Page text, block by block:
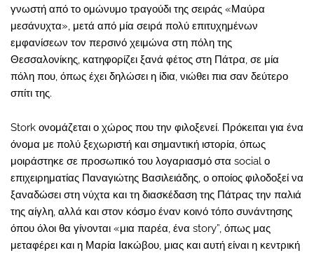
γνωστή από το ομώνυμο τραγούδι της σειράς «Μαύρα
μεσάνυχτα», μετά από μία σειρά πολύ επιτυχημένων
εμφανίσεων τον περσινό χειμώνα στη πόλη της
Θεσσαλονίκης, κατηφορίζει ξανά φέτος στη Πάτρα, σε μία
πόλη που, όπως έχει δηλώσει η ίδια, νιώθει πια σαν δεύτερο
σπίτι της.
Stork ονομάζεται ο χώρος που την φιλοξενεί. Πρόκειται για ένα
όνομα με πολύ ξεχωριστή και σημαντική ιστορία, όπως
μοιράστηκε σε προσωπικό του λογαριασμό στα social ο
επιχειρηματίας Παναγιώτης Βασιλειάδης, ο οποίος φιλοδοξεί να
ξαναδώσει στη νύχτα και τη διασκέδαση της Πάτρας την παλιά
της αίγλη, αλλά και στον κόσμο έναν κοινό τόπο συνάντησης
όπου όλοι θα γίνονται «μια παρέα, ένα story”, όπως μας
μεταφέρει και η Μαρία Ιακώβου, μιας και αυτή είναι η κεντρική